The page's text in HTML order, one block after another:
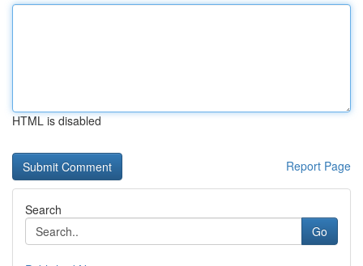
HTML is disabled
Report Page
Search
Go